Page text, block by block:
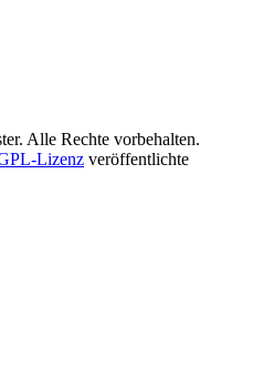
Alle Rechte vorbehalten.
Lizenz veröffentlichte